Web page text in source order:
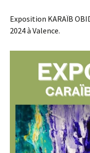
Exposition KARAÏB
2024 à Valence.